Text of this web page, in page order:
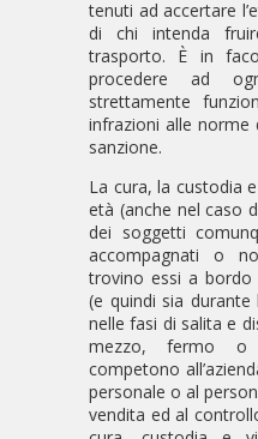
tenuti ad accertare
di chi intenda
trasporto. È in
procedere ad
strettamente
infrazioni alle norme
sanzione.
La cura, la custodia
età (anche nel caso
dei soggetti
accompagnati o
trovino essi a
(e quindi sia
nelle fasi di salita e
mezzo, fermo o
competono
personale o al
vendita ed al